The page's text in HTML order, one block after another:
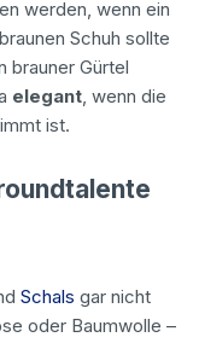
werden, wenn ein
Schuh sollte
brauner Gürtel
elegant, wenn die
ist.
Schals gar nicht
oder Baumwolle –